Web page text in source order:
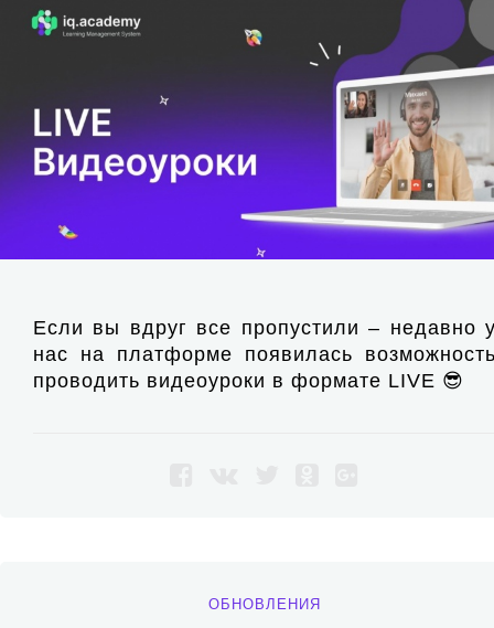
Если вы вдруг все пропустили – недавно
нас на платформе появилась
проводить видеоуроки в формате LIVE 😎
ОБНОВЛЕНИЯ